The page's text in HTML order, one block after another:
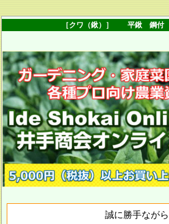
［クワ（鍬）］ 平鍬 鋼
誠に勝手ながら